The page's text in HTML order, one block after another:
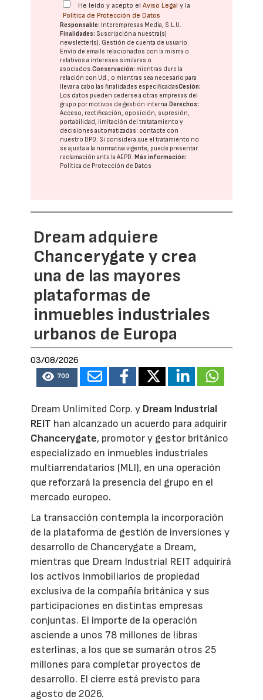
He leído y acepto elAviso Legal y la
Política de Protección de Datos
Responsable: Interempresas Media, S.L.U.
Finalidades: Suscripción a nuestra(s)
newsletter(s). Gestión de cuenta de usuario.
Envío de emails relacionados con la misma o
relativos a intereses similares o
asociados.Conservación: mientras dure la
relación con Ud., o mientras sea necesario para
llevar a cabo las finalidades especificadasCesión:
Los datos pueden cederse a otras empresas del
grupo por motivos de gestión interna. Derechos:
Acceso, rectificación, oposición, supresión,
portabilidad, limitación del tratatamiento y
decisiones automatizadas: contacte con
nuestro DPD. Si considera que el tratamiento no
se ajusta a la normativa vigente, puede presentar
reclamación ante laAEPD. Más información:
Política de Protección de Datos
Dream adquiere
Chancerygate y crea
una de las mayores
plataformas de
inmuebles industriales
urbanos de Europa
03/08/2026
700
Dream Unlimited Corp. y Dream Industrial
REIT han alcanzado un acuerdo para adquirir
Chancerygate, promotor y gestor británico
especializado en inmuebles industriales
multiarrendatarios (MLI), en una operación
que reforzará la presencia del grupo en el
mercado europeo.
La transacción contempla la incorporación
de la plataforma de gestión de inversiones y
desarrollo de Chancerygate a Dream,
mientras que Dream Industrial REIT adquirirá
los activos inmobiliarios de propiedad
exclusiva de la compañía británica y sus
participaciones en distintas empresas
conjuntas. El importe de la operación
asciende a unos 78 millones de libras
esterlinas, a los que se sumarán otros 25
millones para completar proyectos de
desarrollo. El cierre está previsto para
agosto de 2026.